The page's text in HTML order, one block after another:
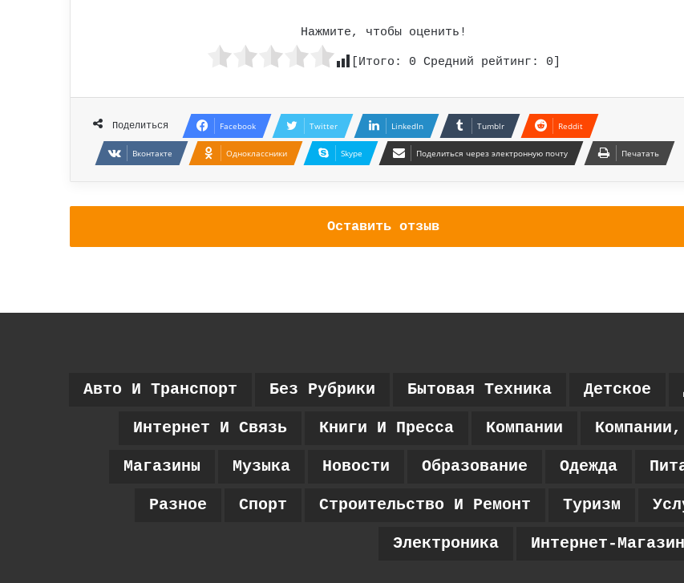
Нажмите, чтобы оценить!
[Итого: 0 Средний рейтинг: 0
Поделиться Facebook Twitter LinkedIn Tumblr Reddit
Вконтакте Одноклассники Skype Поделиться через электронную почту Печатать
Оставить отзыв
Авто И Транспорт Без Рубрики Бытовая Техника Детское
Интернет И Связь Книги И Пресса Компании
Магазины Музыка Новости Образование Одежда
Разное Спорт Строительство И Ремонт Туризм
Электроника Интернет-Магазин